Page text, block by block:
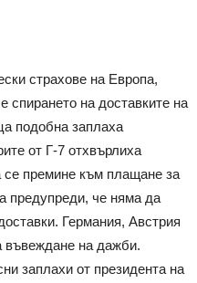
страхове на Европа,
спирането на доставките на
подобна заплаха
от Г-7 отхвърлиха
премине към плащане за
предупреди, че няма да
Германия, Австрия
въвеждане на дажби.
заплахи от президента на